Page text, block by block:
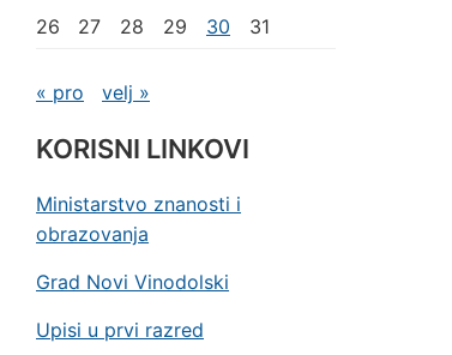
26
27 28 29 30 31
« pro velj »
KORISNI LINKOVI
Ministarstvo znanosti i
obrazovanja
Grad Novi Vinodolski
Upisi u prvi razred